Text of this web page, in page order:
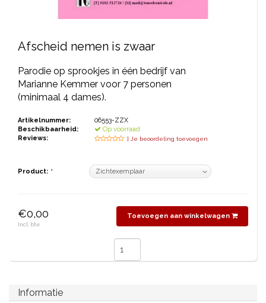
THEATERBOEKEN
SKETCHES
Afscheid nemen is zwaar
Parodie op sprookjes in één bedrijf van
Marianne Kemmer voor 7 personen
(minimaal 4 dames).
Artikelnummer:
06553-ZZX
Beschikbaarheid:
Op voorraad
Reviews:
| Je beoordeling toevoegen
Product: *
€0,00
Incl. btw
Toevoegen aan winkelwagen
Informatie